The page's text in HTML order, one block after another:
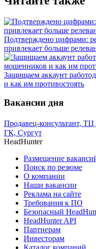
Подтверждено цифрами:
привлекает больше
Защищаем аккаунт
и как им противостоять
Вакансии дня
Продавец-консультант,
ГК, Сургут
HeadHunter
Размещение
Поиск по резюме
О компании
Наши вакансии
Реклама на сайте
Требования к ПО
Безопасный
HeadHunter API
Партнерам
Инвесторам